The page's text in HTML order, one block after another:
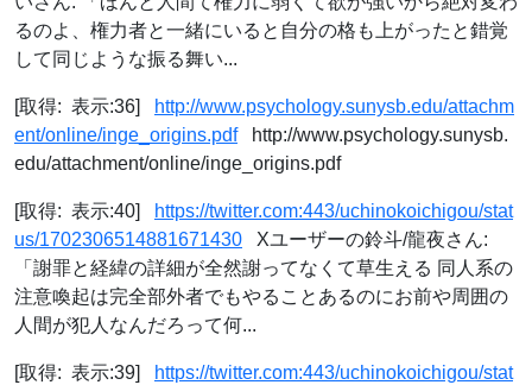
るのよ、権力者と一緒にいると自分の格も上がったと錯覚
して同じような振る舞い...
[取得: 表示:36]
http://www.psychology.sunysb.edu/attachm
ent/online/inge_origins.pdfhttp://www.psychology.sunysb.
edu/attachment/online/inge_origins.pdf
[取得: 表示:40]
https://twitter.com:443/uchinokoichigou/stat
us/1702306514881671430 Xユーザーの鈴斗/龍夜さん:
「謝罪と経緯の詳細が全然謝ってなくて草生える 同人系の
注意喚起は完全部外者でもやることあるのにお前や周囲の
人間が犯人なんだろって何...
[取得: 表示:39]
https://twitter.com:443/uchinokoichigou/stat